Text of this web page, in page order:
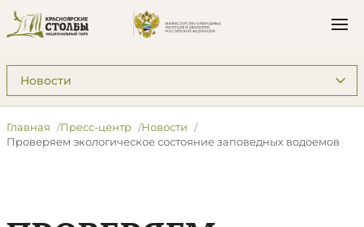
Подразделы: Пресс-центр
Главная Пресс-центр
Новости
Проверяем экологическое состояние заповедных водоемов